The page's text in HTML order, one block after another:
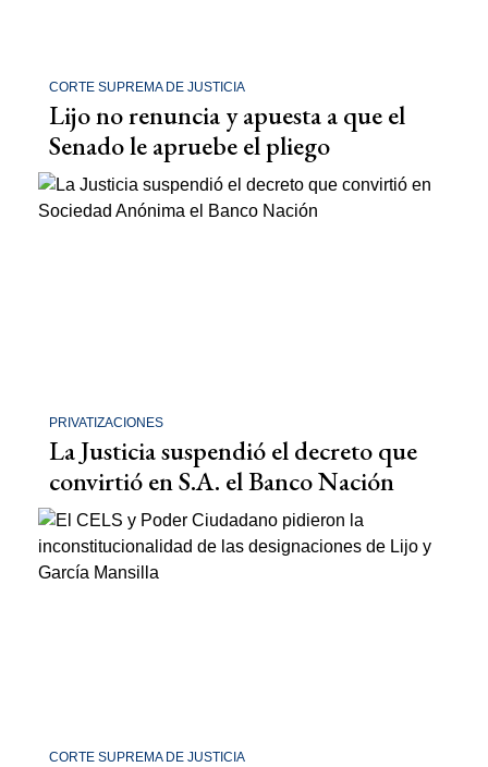
CORTE SUPREMA DE JUSTICIA
Lijo no renuncia y apuesta a que el
Senado le apruebe el pliego
PRIVATIZACIONES
La Justicia suspendió el decreto que
convirtió en S.A. el Banco Nación
CORTE SUPREMA DE JUSTICIA